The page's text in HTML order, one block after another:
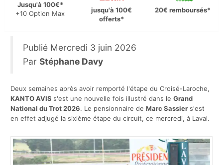
Jusqu'à 100€*
+10 Option Max
jusqu'à 100€
offerts*
20€ remboursés*
Publié Mercredi 3 juin 2026
Par Stéphane Davy
Deux semaines après avoir remporté l'étape du Croisé-Laroche,
KANTO AVIS s'est une nouvelle fois illustré dans le Grand
National du Trot 2026. Le pensionnaire de Marc Sassier s'est
en effet adjugé la sixième étape du circuit, ce mercredi, à Laval.